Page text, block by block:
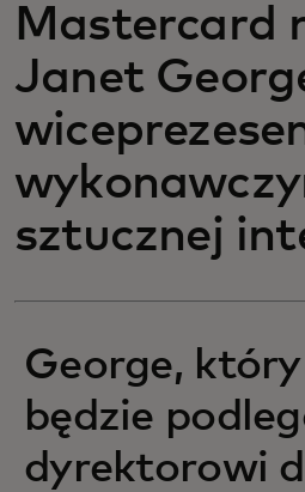
Dla innowatorów
Aktualności i
Mastercard
Janet
sztucznej
George, który
będzie
dyrektorowi